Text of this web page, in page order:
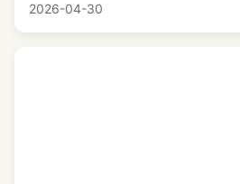
2026-04-30